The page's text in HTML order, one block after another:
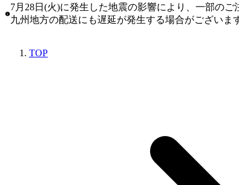
7月28日(火)に発生した地震の影響により、一部の
九州地方の配送にも遅延が発生する場合がございま
TOP